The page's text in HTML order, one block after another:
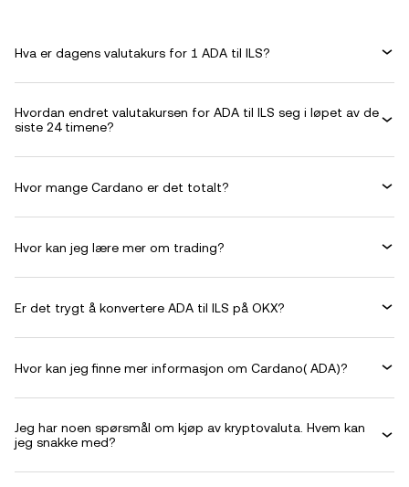
Hva er dagens valutakurs for 1 ADA til ILS?
Hvordan endret valutakursen for ADA til ILS seg i løpet av de
siste 24 timene?
Hvor mange Cardano er det totalt?
Hvor kan jeg lære mer om trading?
Er det trygt å konvertere ADA til ILS på OKX?
Hvor kan jeg finne mer informasjon om Cardano( ADA)?
Jeg har noen spørsmål om kjøp av kryptovaluta. Hvem kan
jeg snakke med?